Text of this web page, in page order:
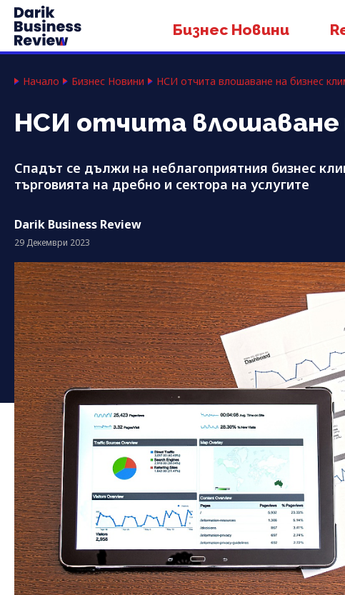
Бизнес Новини
Начало Бизнес Новини НСИ отчита влошаване на бизнес
НСИ отчита влошаване
Спадът се дължи на неблагоприятния бизнес
търговията на дребно и сектора на услугите
Darik Business Review
29 Декември 2023